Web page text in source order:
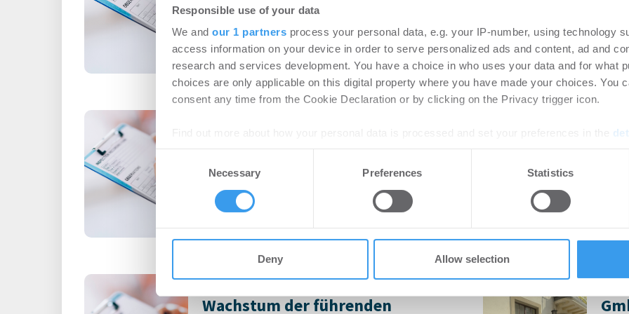
Responsible use of your data
We and our 1 partners process your personal data, e.g. your IP-number, using technology
access information on your device in order to serve personalized ads and content, ad and
research and services development. You have a choice in who uses your data and for what
choices are only applicable on this digital property where you have made your choices. You
consent any time from the Cookie Declaration or by clicking on the Privacy trigger icon.
We use cookies to personalise content and ads, to provide social media features and to
other information that you’ve provided to them or that they’ve collected from your use of their
Consent
Necessary Preferences Statistics
Deny Allow selection
Servicerobotik stärkt Leistungsfähigkeit und
Stabilität von Facility Services / Automatisierung
entlastet Servicepersonal für ...
Neue
Gemeinsamer Fokus auf die Digitalisierung von
Corporate Real Estate und Facility Management
-
bis
Schwache Konjunktur bremst das
Wachstum der führenden